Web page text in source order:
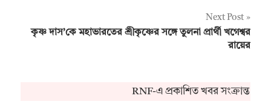
Next Post
কৃষ্ণ দাস’কে মহাভারতের শ্রীকৃষ্ণের সঙ্গে তুলনা প্রার্থী খগেশ্বর
রায়ের
RNF-এ প্রকাশিত খবর সংক্রান্ত